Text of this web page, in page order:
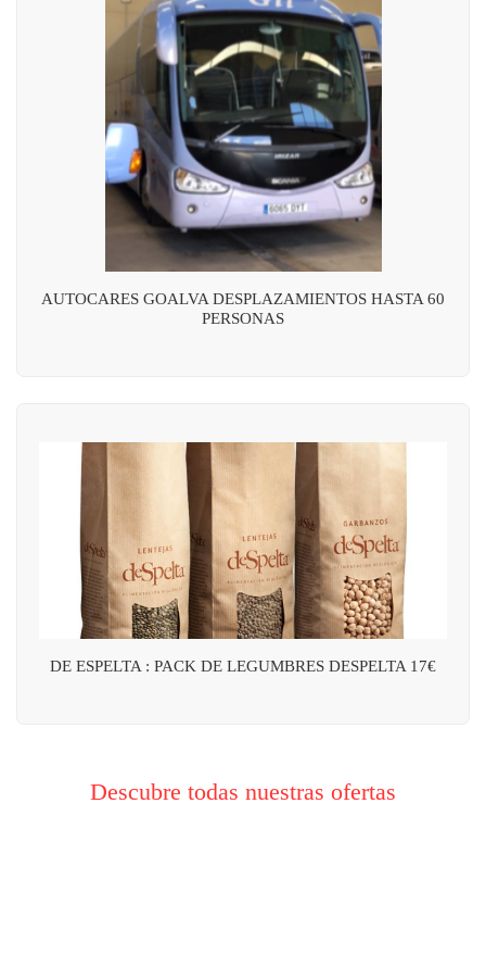
AUTOCARES GOALVA DESPLAZAMIENTOS HASTA 60
PERSONAS
DE ESPELTA : PACK DE LEGUMBRES DESPELTA 17€
Descubre todas nuestras ofertas